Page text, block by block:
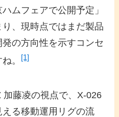
ムフェアで公開予定」
、現時点ではまだ製品
の方向性を示すコンセ
。
[1]
加藤凌の視点で、X-026
る移動運用リグの流